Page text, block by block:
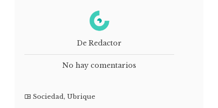
De Redactor
No hay comentarios
Sociedad, Ubrique